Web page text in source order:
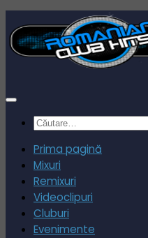
to
content
Caută
Prima pagină
Mixuri
Remixuri
Videoclipuri
Cluburi
Evenimente